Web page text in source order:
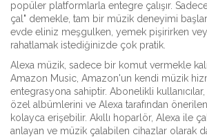
popüler platformlarla entegre çalışır.
çal" demekle, tam bir müzik deneyimi
evde eliniz meşgulken, yemek pişirirken
rahatlamak istediğinizde çok pratik.
Alexa müzik, sadece bir komut vermekle
Amazon Music Amazon'un kendi müzik
entegrasyona sahiptir. Abonelikli
özel albümlerini ve Alexa tarafından önerilen
kolayca erişebilir. Akıllı hoparlör, Alexa ile
anlayan ve müzik çalabilen cihazlar olarak